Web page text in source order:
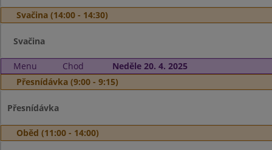
Svačina (14:00 - 14:30)
Svačina
Menu Chod
Neděle 20. 4. 2025
Přesnídávka (9:00 - 9:15)
Přesnídávka
Oběd (11:00 - 14:00)